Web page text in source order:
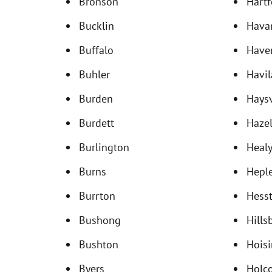
Bucklin
Buffalo
Buhler
Burden
Burdett
Burlington
Burns
Burrton
Bushong
Bushton
Byers
Healy